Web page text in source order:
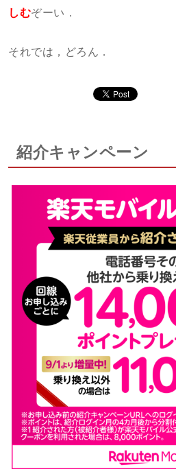
しむぞーい．
それでは，どろん．
紹介キャンペーン